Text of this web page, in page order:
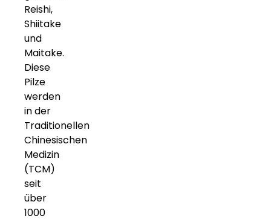
Reishi,
Shiitake
und
Maitake.
Diese
Pilze
werden
in der
Traditionellen
Chinesischen
Medizin
(TCM)
seit
über
1000